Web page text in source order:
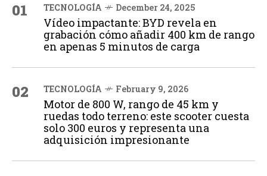
01 TECNOLOGÍA December 24, 2025
Vídeo impactante: BYD revela en
grabación cómo añadir 400 km de rango
en apenas 5 minutos de carga
02 TECNOLOGÍA February 9, 2026
Motor de 800 W, rango de 45 km y
ruedas todo terreno: este scooter cuesta
solo 300 euros y representa una
adquisición impresionante